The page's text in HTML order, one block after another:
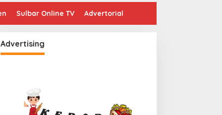
Sulbar Online TV Advertorial
Advertising